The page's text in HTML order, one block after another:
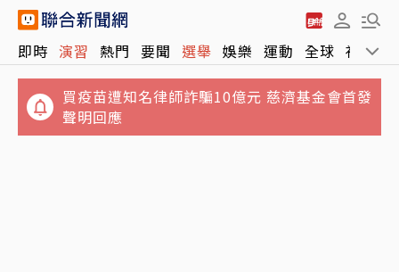
即時 演習 熱門 要聞 選舉 娛樂 運動 全球 社會
買疫苗遭知名律師詐騙10億元 慈濟基金會首發
聲明回應